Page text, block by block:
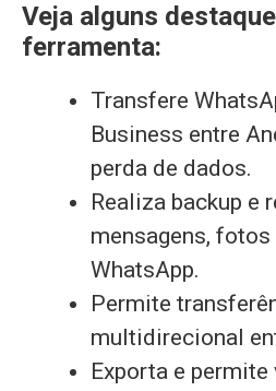
Veja alguns
ferramenta:
Transfere
Business entre
perda de dados.
Realiza backup e
mensagens,
WhatsApp.
Permite
multidirecional
Exporta e